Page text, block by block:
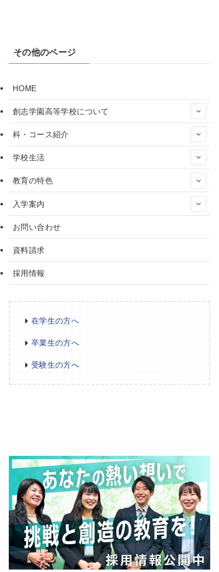
その他のページ
HOME
創志学園高等学校について
科・コース紹介
学校生活
教育の特色
入学案内
お問い合わせ
資料請求
採用情報
在学生の方へ
卒業生の方へ
受験生の方へ